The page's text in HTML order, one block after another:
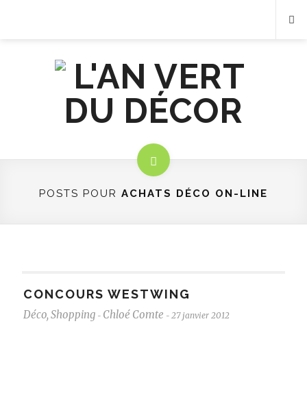
POSTS POUR ACHATS DÉCO ON-LINE
CONCOURS WESTWING
Déco, Shopping - Chloé Comte - 27 janvier 2012